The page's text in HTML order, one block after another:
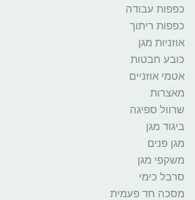
כפפות עבודה
כפפות ריתוך
אוזניות מגן
כובע חבטות
אטמי אוזניים
מאצרות
שרוול ספיגה
ביגוד מגן
מגן פנים
משקפי מגן
סרבל כימי
מסכה חד פעמית